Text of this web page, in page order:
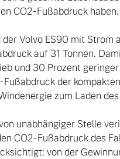
CO2-Fußabdruck haben.
der Volvo ES90 mit Strom
auf 31 Tonnen.
und 30 Prozent
Fußabdruck der
zum Laden
unabhängiger Stelle
CO2-Fußabdruck des
von der